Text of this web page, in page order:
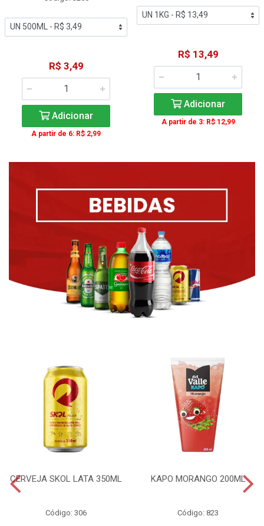
R$ 3,49
Adicionar
A partir de 6: R$ 2,99
R$ 13,49
Adicionar
A partir de 3: R$ 12,99
CERVEJA SKOL LATA 350ML
Código: 306
KAPO MORANGO 200ML
Código: 823